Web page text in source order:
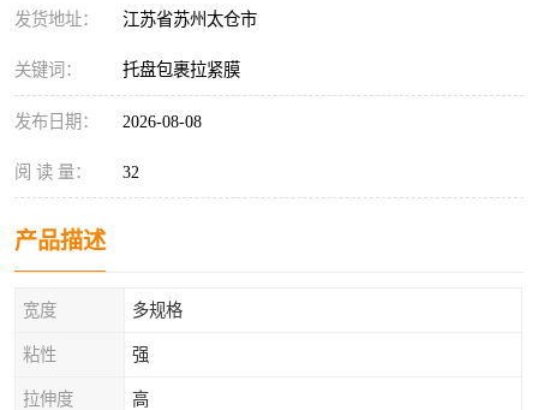
发货地址： 江苏省苏州太仓市
关键词： 托盘包裹拉紧膜
发布日期： 2026-08-08
阅 读 量： 32
产品描述
宽度 多规格
粘性 强
拉伸度 高